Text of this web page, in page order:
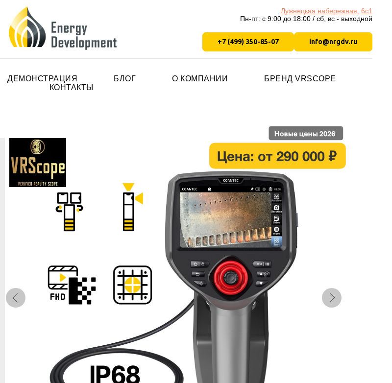
Лужнецкая набережная, 6с1
Пн-пт: с 9:00 до 18:00 / сб, вс - выходной
+7 (499) 350-85-07 info@nrgdv.ru
ДЕМОНСТРАЦИЯ БЛОГ О КОМПАНИИ
БРЕНД VRSCOPE
КОНТАКТЫ